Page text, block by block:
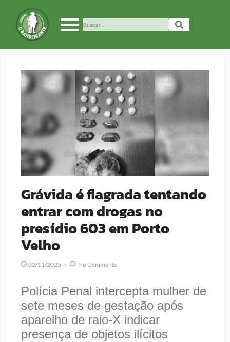
Grávida é flagrada tentando
entrar com drogas no
presídio 603 em Porto
Velho
02/11/2025 No Comments
Polícia Penal intercepta mulher de
sete meses de gestação após
aparelho de raio-X indicar
presença de objetos ilícitos